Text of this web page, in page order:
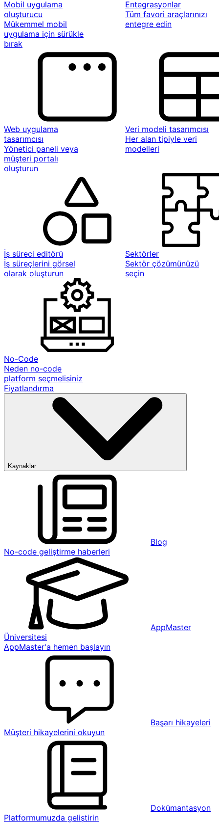
Mobil uygulama
oluşturucu
Mükemmel mobil
uygulama için sürükle
bırak
Entegrasyonlar
Tüm favori araçlarınızı
entegre edin
Web uygulama
tasarımcısı
Yönetici paneli veya
müşteri portalı
oluşturun
Veri modeli tasarımcısı
Her alan tipiyle veri
modelleri
İş süreci editörü
İş süreçlerini görsel
olarak oluşturun
Sektörler
Sektör çözümünüzü
seçin
No-Code
Neden no-code
platform seçmelisiniz
Fiyatlandırma
Kaynaklar
Blog
No-code geliştirme haberleri
AppMaster
Üniversitesi
AppMaster'a hemen başlayın
Başarı hikayeleri
Müşteri hikayelerini okuyun
Dokümantasyon
Platformumuzda geliştirin